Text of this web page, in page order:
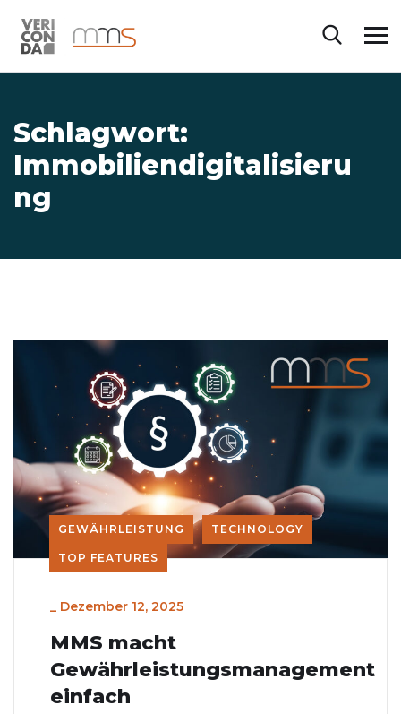
Schlagwort:
Immobiliendigitalisieru
ng
GEWÄHRLEISTUNG TECHNOLOGY
TOP FEATURES
_ Dezember 12, 2025
MMS macht
Gewährleistungsmanagement
einfach